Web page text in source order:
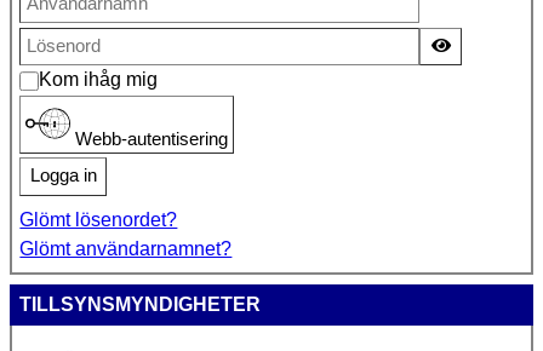
Kom ihåg mig
Webb-autentisering
Logga in
Glömt lösenordet?
Glömt användarnamnet?
TILLSYNSMYNDIGHETER